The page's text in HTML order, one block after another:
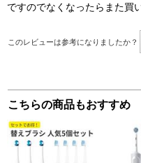
ですのでなくなったらまた買
このレビューは参考になりましたか？
こちらの商品もおすすめ